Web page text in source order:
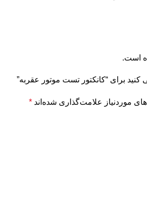
است.
کنید برای “کانکتور تست موتور عقربه”
موردنیاز علامت‌گذاری شده‌اند *